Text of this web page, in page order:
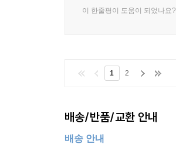
이 한줄평이 도움이 되었나요?
1 2
배송/반품/교환 안내
배송 안내